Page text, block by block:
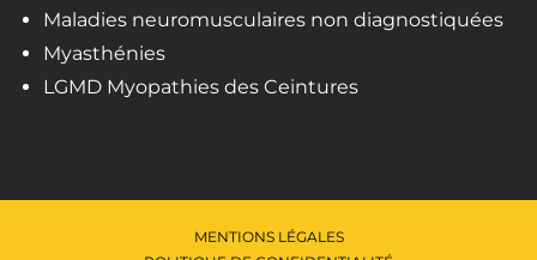
Maladies neuromusculaires non diagnostiquées
Myasthénies
LGMD Myopathies des Ceintures
MENTIONS LÉGALES